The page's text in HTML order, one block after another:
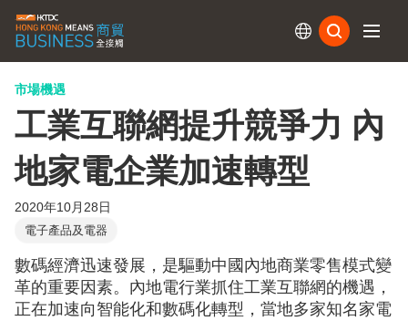
市場機遇
工業互聯網提升競爭力 內
地家電企業加速轉型
2020年10月28日
電子產品及電器
數碼經濟迅速發展，是驅動中國內地商業零售模式變
革的重要因素。內地電行業抓住工業互聯網的機遇，
正在加速向智能化和數碼化轉型，當地多家知名家電